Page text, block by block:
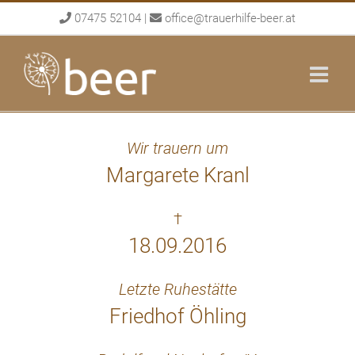
to
content
07475 52104 | office@trauerhilfe-beer.at
Wir trauern um
Margarete Kranl
†
18.09.2016
Letzte Ruhestätte
Friedhof Öhling